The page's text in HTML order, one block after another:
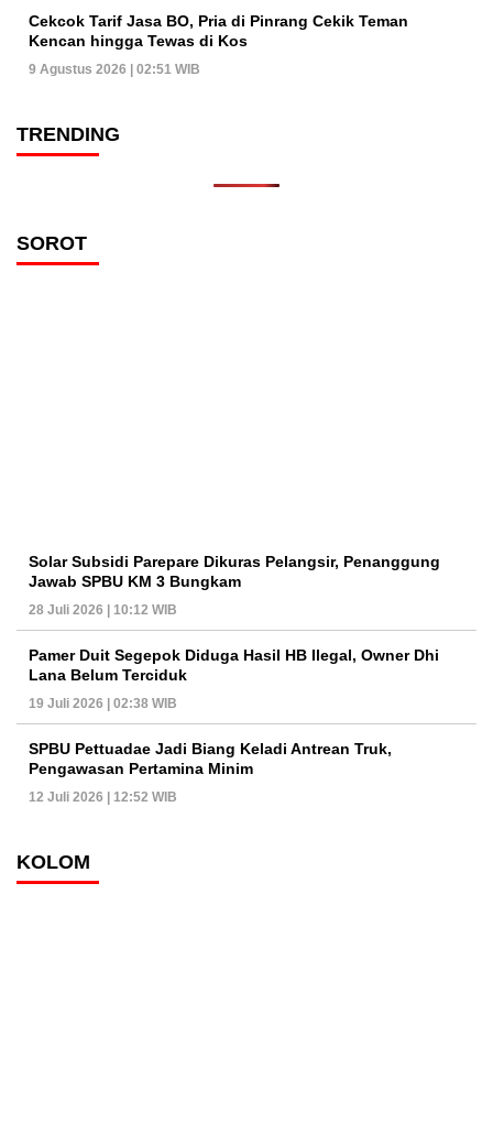
Cekcok Tarif Jasa BO, Pria di Pinrang Cekik Teman
Kencan hingga Tewas di Kos
9 Agustus 2026 | 02:51 WIB
TRENDING
SOROT
Solar Subsidi Parepare Dikuras Pelangsir, Penanggung
Jawab SPBU KM 3 Bungkam
28 Juli 2026 | 10:12 WIB
Pamer Duit Segepok Diduga Hasil HB Ilegal, Owner Dhi
Lana Belum Terciduk
19 Juli 2026 | 02:38 WIB
SPBU Pettuadae Jadi Biang Keladi Antrean Truk,
Pengawasan Pertamina Minim
12 Juli 2026 | 12:52 WIB
KOLOM